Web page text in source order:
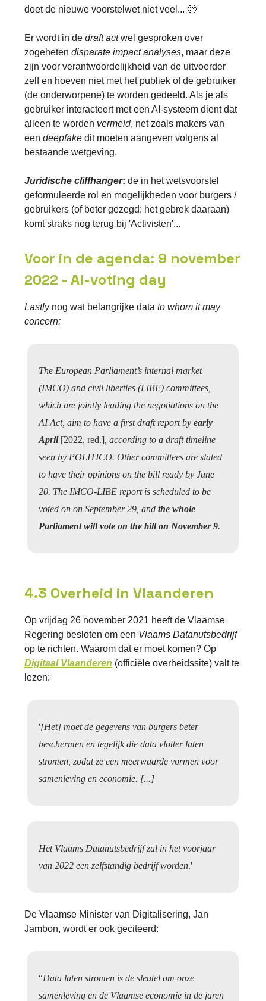
doet de nieuwe voorstelwet niet veel... 🧐
Er wordt in de draft actwel gesproken over
zogeheten disparate impact analyses, maar deze
zijn voor verantwoordelijkheid van de uitvoerder
zelf en hoeven niet met het publiek of de gebruiker
(de onderworpene) te worden gedeeld. Als je als
gebruiker interacteert met een AI-systeem dient dat
alleen te worden vermeld, net zoals makers van
een deepfake dit moeten aangeven volgens al
bestaande wetgeving.
Juridische cliffhanger: de in het wetsvoorstel
geformuleerde rol en mogelijkheden voor burgers /
gebruikers (of beter gezegd: het gebrek daaraan)
komt straks nog terug bij 'Activisten'...
Voor in de agenda: 9 november
2022 - AI-voting day
Lastlynog wat belangrijke data to whom it may
concern:
The European Parliament’s internal market
(IMCO) and civil liberties (LIBE) committees,
which are jointly leading the negotiations on the
AI Act, aim to have a first draft report by early
April [2022, red.] , according to a draft timeline
seen by POLITICO. Other committees are slated
to have their opinions on the bill ready by June
20. The IMCO-LIBE report is scheduled to be
voted on on September 29, and the whole
Parliament will vote on the bill on November 9.
4.3 Overheid in Vlaanderen
Op vrijdag 26 november 2021 heeft de Vlaamse
Regering besloten om een Vlaams Datanutsbedrijf
op te richten. Waarom dat er moet komen? Op
Digitaal Vlaanderen (officiële overheidssite) valt te
lezen:
'[Het] moet de gegevens van burgers beter
beschermen en tegelijk die data vlotter laten
stromen, zodat ze een meerwaarde vormen voor
samenleving en economie. [...]
Het Vlaams Datanutsbedrijf zal in het voorjaar
van 2022 een zelfstandig bedrijf worden.'
De Vlaamse Minister van Digitalisering, Jan
Jambon, wordt er ook geciteerd:
“Data laten stromen is de sleutel om onze
samenleving en de Vlaamse economie in de jaren